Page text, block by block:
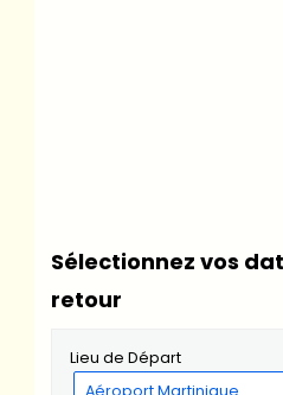
Sélectionnez vos
retour
Lieu de Départ